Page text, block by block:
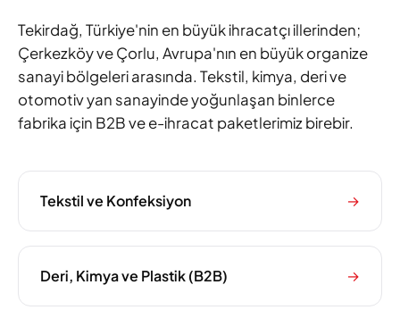
Tekirdağ, Türkiye'nin en büyük ihracatçı illerinden;
Çerkezköy ve Çorlu, Avrupa'nın en büyük organize
sanayi bölgeleri arasında. Tekstil, kimya, deri ve
otomotiv yan sanayinde yoğunlaşan binlerce
fabrika için B2B ve e-ihracat paketlerimiz birebir.
Tekstil ve Konfeksiyon →
Deri, Kimya ve Plastik (B2B) →